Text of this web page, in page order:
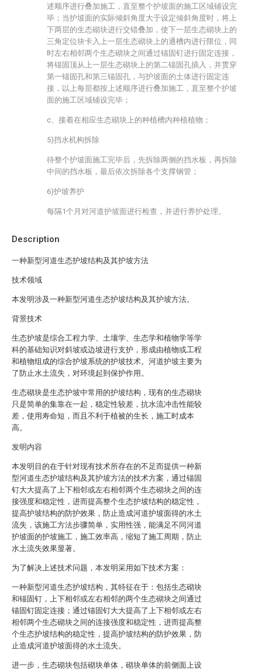
Description
一种新型河道生态护坡结构及其护坡方法
技术领域
本发明涉及一种新型河道生态护坡结构及其护坡方法。
背景技术
生态护坡是综合工程力学、土壤学、生态学和植物学等学
科的基础知识对斜坡或边坡进行支护，形成由植物或工程
和植物组成的综合护坡系统的护坡技术。河道护坡主要为
了防止水土流失，对环境起到保护作用。
生态砌块是生态护坡中常用的护坡结构，现有的生态砌块
只是简单的集靠在一起，稳定性较差，抗水流冲击性能较
差，使用寿命短，而且不利于植被的生长，施工时成本
高。
发明内容
本发明目的在于针对现有技术所存在的不足而提供一种新
型河道生态护坡结构及其护坡方法的技术方案，通过锚固
钉大大提高了上下相邻或左右相邻两个生态砌块之间的连
接强度和稳定性，进而提高整个生态护坡结构的稳定性，
提高护坡结构的防护效果，防止造成河道护坡面得的水土
流失，该施工方法步骤简单，实用性强，能满足不同河道
护坡面的护坡施工，施工效率高，缩短了施工周期，防止
水土流失效果显著。
为了解决上述技术问题，本发明采用如下技术方案：
一种新型河道生态护坡结构，其特征在于：包括生态砌块
和锚固钉，上下相邻或左右相邻的两个生态砌块之间通过
锚固钉固定连接；通过锚固钉大大提高了上下相邻或左右
相邻两个生态砌块之间的连接强度和稳定性，进而提高整
个生态护坡结构的稳定性，提高护坡结构的防护效果，防
止造成河道护坡面得的水土流失。
进一步，生态砌块包括砌块单体，砌块单体的前侧面上设
述顺序进行叠加施工，直至整个护坡面的施工区域铺设完
毕；当护坡面的实际倾斜角度大于设定倾斜角度时，将上
下两层的生态砌块进行交错叠加，使下一层生态砌块上的
三角定位块卡入上一层生态砌块上的通槽内进行限位，同
时左右相邻两个生态砌块之间通过锚固钉进行固定连接，
将锚固顶从上一层生态砌块上的第二锚固孔插入，并贯穿
第一锚固孔和第三锚固孔，与护坡面的土体进行固定连
接，以上每层都按上述顺序进行叠加施工，直至整个护坡
面的施工区域铺设完毕；
c、接着在相应生态砌块上的种植槽内种植植物；
5)挡水机构拆除
待整个护坡面施工完毕后，先拆除两侧的挡水板，再拆除
中间的挡水板，最后依次拆除各个支撑钢管；
6)护坡养护
每隔1个月对河道护坡面进行检查，并进行养护处理。